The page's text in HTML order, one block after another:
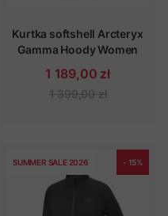
Kurtka softshell Arcteryx
Gamma Hoody Women
1 189,00 zł
1 399,00 zł
SUMMER SALE 2026 - 15%